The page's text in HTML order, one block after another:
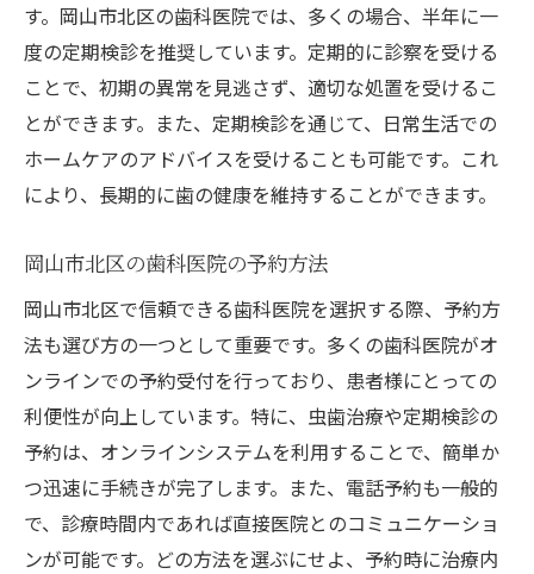
す。岡山市北区の歯科医院では、多くの場合、半年に一
度の定期検診を推奨しています。定期的に診察を受ける
ことで、初期の異常を見逃さず、適切な処置を受けるこ
とができます。また、定期検診を通じて、日常生活での
ホームケアのアドバイスを受けることも可能です。これ
により、長期的に歯の健康を維持することができます。
岡山市北区の歯科医院の予約方法
岡山市北区で信頼できる歯科医院を選択する際、予約方
法も選び方の一つとして重要です。多くの歯科医院がオ
ンラインでの予約受付を行っており、患者様にとっての
利便性が向上しています。特に、虫歯治療や定期検診の
予約は、オンラインシステムを利用することで、簡単か
つ迅速に手続きが完了します。また、電話予約も一般的
で、診療時間内であれば直接医院とのコミュニケーショ
ンが可能です。どの方法を選ぶにせよ、予約時に治療内